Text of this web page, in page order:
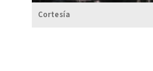
Cortesía